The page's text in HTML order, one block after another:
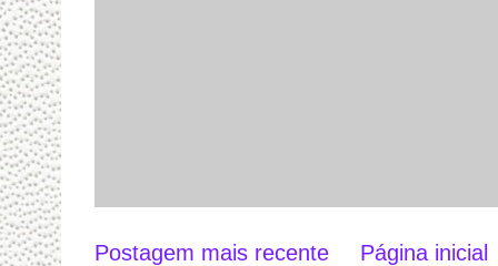
Postagem mais recente Página inicial